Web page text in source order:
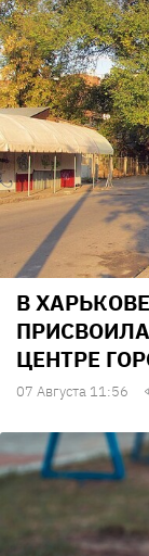
В
ЦЕНТРЕ
07 Августа 11:56